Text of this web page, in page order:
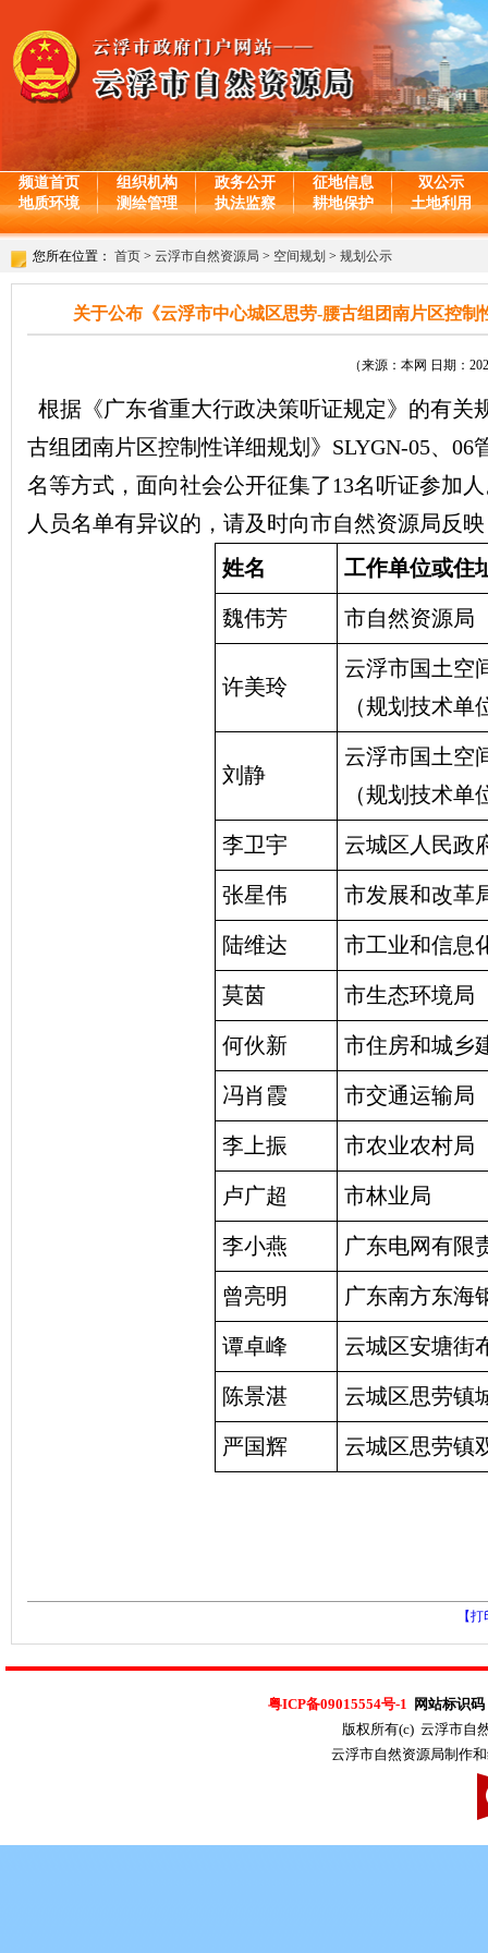
频道首页 组织机构 政务公开 征地信息
双公示
地质环境
测绘管理 执法监察 耕地保护 土地利用
您所在位置： 首页 > 云浮市自然资源局 > 空间规划 > 规划公示
关于公布《云浮市中心城区思劳-腰古组团南片区控
（来源：本网 日期：
根据《广东省重大行政决策听证规定》的有关
古组团南片区控制性详细规划》SLYGN-05、
名等方式，面向社会公开征集了13名听证参加
人员名单有异议的，请及时向市自然资源局反
姓名
工作单位或住
魏伟芳 市自然资源局
许美玲
云浮市国土空
（规划技术单
刘静
云浮市国土空
（规划技术单
李卫宇 云城区人民政
张星伟 市发展和改革
陆维达 市工业和信息
莫茵 市生态环境局
何伙新 市住房和城乡
冯肖霞 市交通运输局
李上振 市农业农村局
卢广超 市林业局
李小燕 广东电网有限
曾亮明 广东南方东海
谭卓峰 云城区安塘街
陈景湛 云城区思劳镇
严国辉 云城区思劳镇
【
粤ICP备09015554号-1 网站标识
版权所有(c) 云浮市自
云浮市自然资源局制作